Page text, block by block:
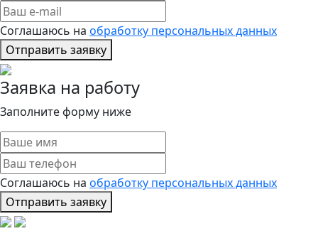
Соглашаюсь на обработку персональных данных
Отправить заявку
Заявка на работу
Заполните форму ниже
Соглашаюсь на обработку персональных данных
Отправить заявку